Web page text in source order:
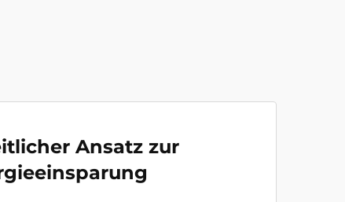
Ansatz zur